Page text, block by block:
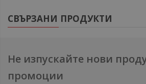
СВЪРЗАНИ ПРОДУКТИ
Не изпускайте нови
промоции